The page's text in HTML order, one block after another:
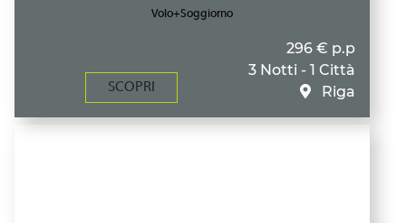
Volo+Soggiorno
SCOPRI
296 € p.p
3 Notti - 1 Città
Riga